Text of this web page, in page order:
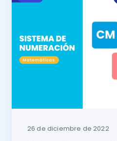
26 de diciembre de 2022